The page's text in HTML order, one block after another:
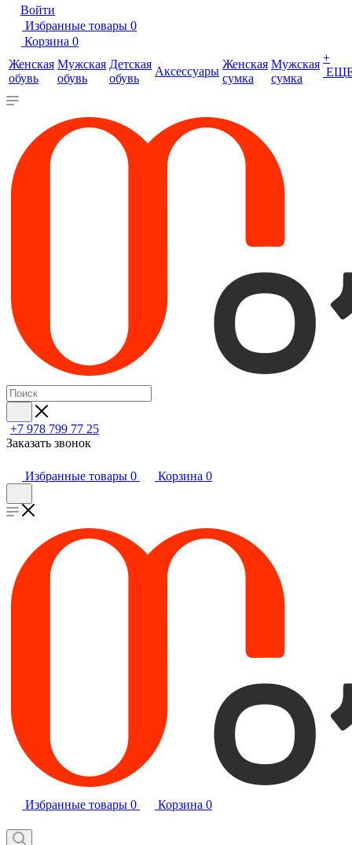
Войти
Избранные товары 0
Корзина 0
Женская
обувь
Мужская
обувь
Детская
обувь
Аксессуары
Женская
сумка
Мужская
сумка
+
+7 978 799 77 25
Заказать звонок
Избранные товары 0 Корзина 0
Избранные товары 0 Корзина 0